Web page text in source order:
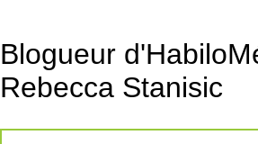
Blogueur
Rebecca Stanisic